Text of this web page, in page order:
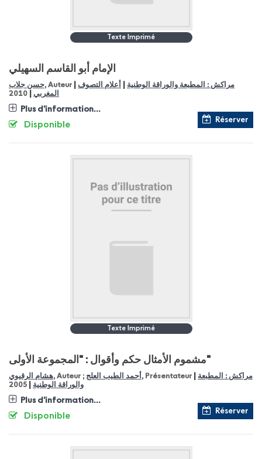
Texte Imprimé
الإمام أبو القاسم السهيلي
حسن جلاب, Auteur مراكش : المطبعة والوراقة الوطنية
أعلام التصوف
المغربي
2010
Plus d'information...
Réserver
Disponible
Texte Imprimé
مشموم الأمثال حكم وأقوال : "المجموعة الأولى"
هشام الرقيوي, Auteur ; أحمد الطيب العلج , Présentateur
مراكش : المطبعة
والوراقة الوطنية
2005
Plus d'information...
Réserver
Disponible